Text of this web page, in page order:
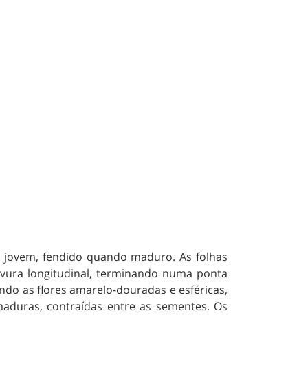
fendido quando maduro. As folhas
longitudinal, terminando numa ponta
as flores amarelo-douradas e esféricas,
contraídas entre as sementes. Os